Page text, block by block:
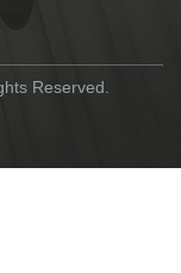
Reserved.